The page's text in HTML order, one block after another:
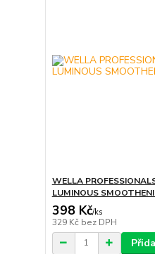
WELLA
LUMINOUS
398 Kč/ks
329 Kč bez DPH